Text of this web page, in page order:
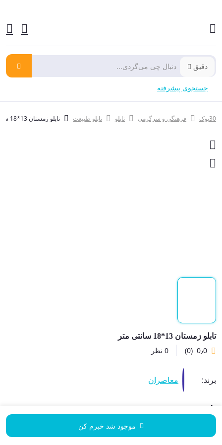
دقیق
جستجوی پیشرفته
30بوک فرهنگی و سرگرمی تابلو تابلو طبیعت تابلو زمستان 13*18 سانتی متر
تابلو زمستان 13*18 سانتی متر
0٫0 (0) 0 نظر
برند: معاصران
موجود شد خبرم کن